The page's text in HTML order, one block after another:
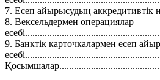
7. Есеп айырысудың аккредитивтік
8. Вексельдермен операциялар
9. Банктік карточкалармен есеп